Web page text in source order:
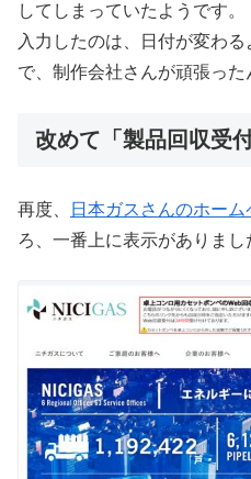
してしまっていたようです。
入力したのは、日付が変わ
で、制作会社さんが頑張った
改めて「製品回収受
再度、 日本ガスさんのホーム
ろ、一番上に表示がありまし